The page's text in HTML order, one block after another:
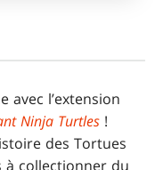
avec l’extension
Ninja Turtles !
des Tortues
à collectionner du